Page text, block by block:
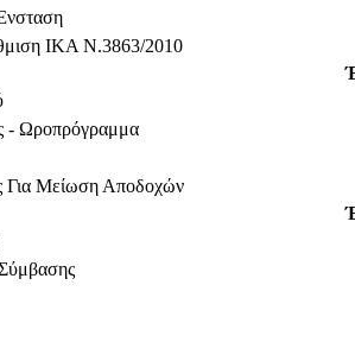
ΙΚΑ Ν.3863/2010
- Ωροπρόγραμμα
Για Μείωση Αποδοχών